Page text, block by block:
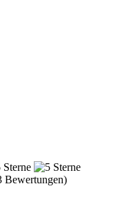
Bewertungen)